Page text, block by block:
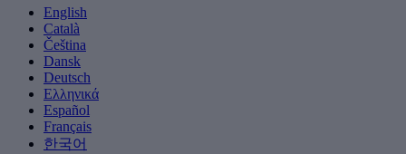
English
Català
Čeština
Dansk
Deutsch
Ελληνικά
Español
Français
한국어